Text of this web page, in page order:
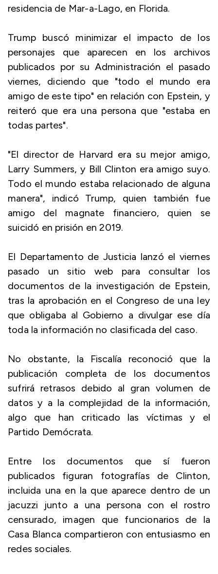
residencia de Mar-a-Lago, en Florida.
Trump buscó minimizar el impacto de los
personajes que aparecen en los archivos
publicados por su Administración el pasado
viernes, diciendo que "todo el mundo era
amigo de este tipo" en relación con Epstein, y
reiteró que era una persona que "estaba en
todas partes".
"El director de Harvard era su mejor amigo,
Larry Summers, y Bill Clinton era amigo suyo.
Todo el mundo estaba relacionado de alguna
manera", indicó Trump, quien también fue
amigo del magnate financiero, quien se
suicidó en prisión en 2019.
El Departamento de Justicia lanzó el viernes
pasado un sitio web para consultar los
documentos de la investigación de Epstein,
tras la aprobación en el Congreso de una ley
que obligaba al Gobierno a divulgar ese día
toda la información no clasificada del caso.
No obstante, la Fiscalía reconoció que la
publicación completa de los documentos
sufrirá retrasos debido al gran volumen de
datos y a la complejidad de la información,
algo que han criticado las víctimas y el
Partido Demócrata.
Entre los documentos que sí fueron
publicados figuran fotografías de Clinton,
incluida una en la que aparece dentro de un
jacuzzi junto a una persona con el rostro
censurado, imagen que funcionarios de la
Casa Blanca compartieron con entusiasmo en
redes sociales.